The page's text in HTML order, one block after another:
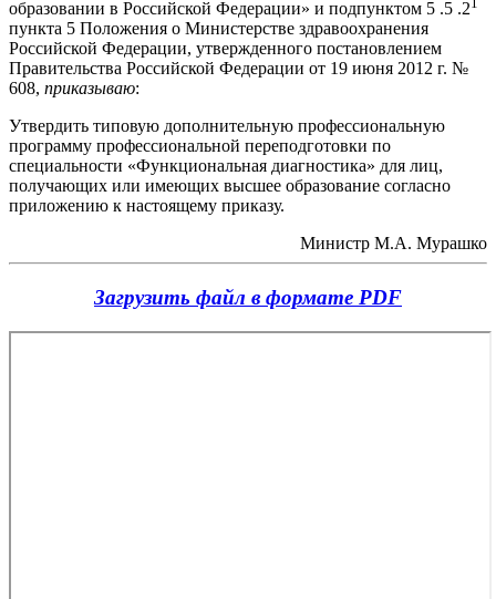
образовании в Российской Федерации» и подпунктом 5 .5 .2
пункта 5 Положения о Министерстве здравоохранения
Российской Федерации, утвержденного постановлением
Правительства Российской Федерации от 19 июня 2012 г. №
608, приказываю:
Утвердить типовую дополнительную профессиональную
программу профессиональной переподготовки по
специальности «Функциональная диагностика» для лиц,
получающих или имеющих высшее образование согласно
приложению к настоящему приказу.
Министр М.А. Мурашко
Загрузить файл в формате PDF